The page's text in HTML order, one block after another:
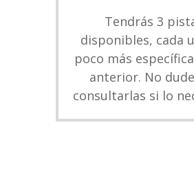
Tendrás 3
disponibles, cada
poco más
anterior. No
consultarlas si lo